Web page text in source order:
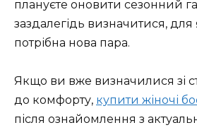
плануєте оновити сезонний
заздалегідь визначитися,
потрібна нова пара.
Якщо ви вже визначилися зі
до комфорту, купити жіночі
після ознайомлення з